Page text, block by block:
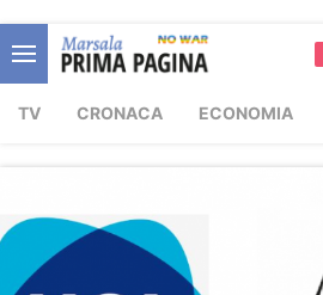
TV CRONACA ECONOMIA